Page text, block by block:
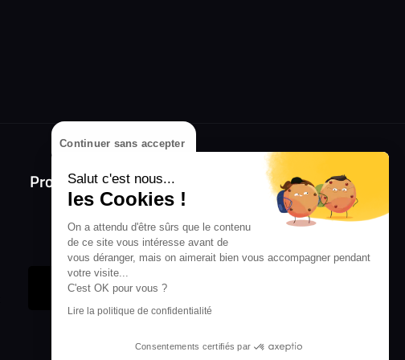
Continuer sans accepter
Salut c'est nous...
les Cookies !
On a attendu d'être sûrs que le contenu
de ce site vous intéresse avant de
vous déranger, mais on aimerait bien vous accompagner pendant
votre visite...
C'est OK pour vous ?
Lire la politique de confidentialité
Consentements certifiés par
Prolongez l'expérience avec l'application
RIFFX !
Disponible sur l'App Store et Google Play